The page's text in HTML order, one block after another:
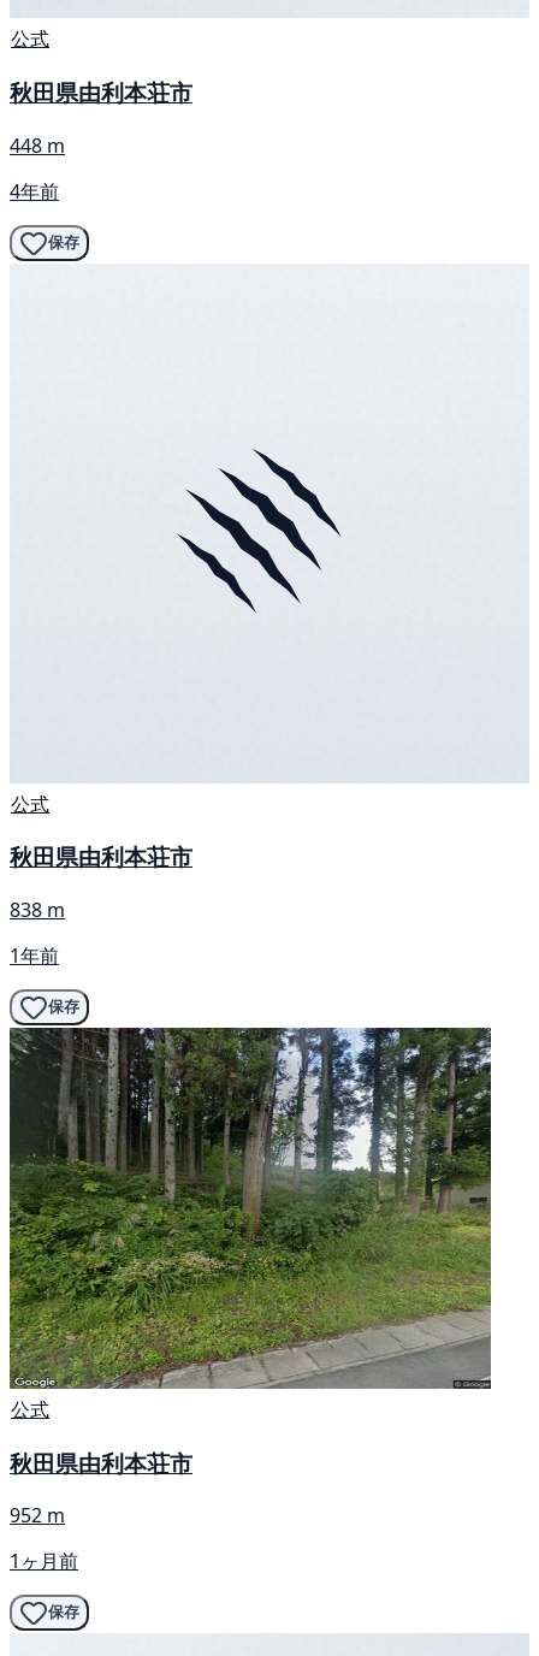
公式
秋田県由利本荘市
448 m
4年前
保存
公式
秋田県由利本荘市
838 m
1年前
保存
公式
秋田県由利本荘市
952 m
1ヶ月前
保存